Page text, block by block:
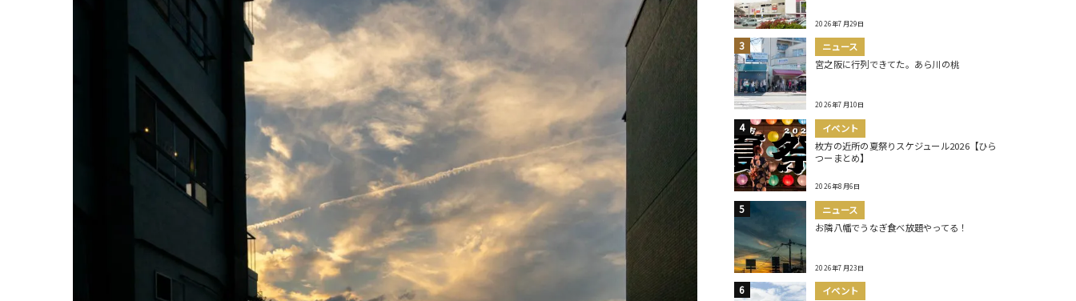
2026年7月29日
ニュース
宮之阪に行列できてた。あら川の桃
2026年7月10日
イベント
枚方の近所の夏祭りスケジュール2026【ひら
つーまとめ】
2026年8月6日
ニュース
お隣八幡でうなぎ食べ放題やってる！
2026年7月23日
イベント